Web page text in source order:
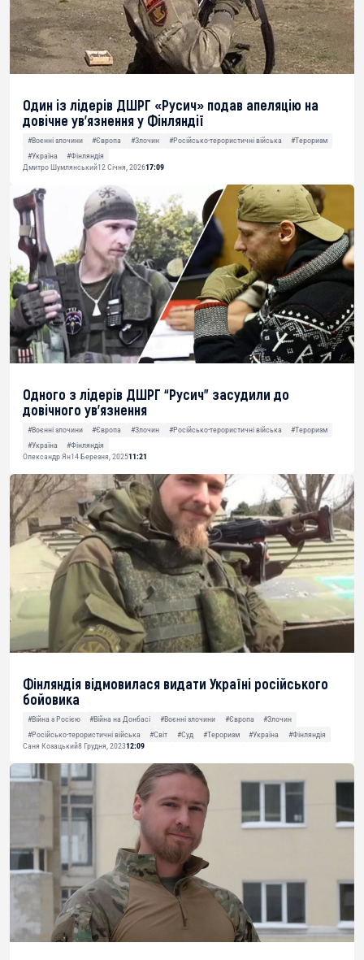
Один із лідерів ДШРГ «Русич» подав апеляцію на
довічне ув’язнення у Фінляндії
#Воєнні злочини #Європа #Злочин #Російсько-терористичні війська
#Тероризм
#Україна
#Фінляндія
Дмитро Шумлянський12 Січня, 202617:09
Одного з лідерів ДШРГ “Русич” засудили до
довічного ув’язнення
#Воєнні злочини #Європа #Злочин #Російсько-терористичні війська
#Тероризм
#Україна
#Фінляндія
Олександр Ян14 Березня, 202511:21
Фінляндія відмовилася видати Україні російського
бойовика
#Війна з Росією #Війна на Донбасі #Воєнні злочини #Європа
#Злочин
#Російсько-терористичні війська
#Світ #Суд #Тероризм #Україна
#Фінляндія
Саня Козацький8 Грудня, 202312:09